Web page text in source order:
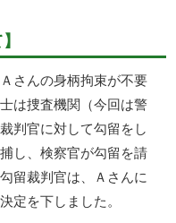
さんの身柄拘束が不要
は捜査機関（今回は警
判官に対して勾留をし
し、検察官が勾留を請
留裁判官は、Ａさんに
定を下しました。